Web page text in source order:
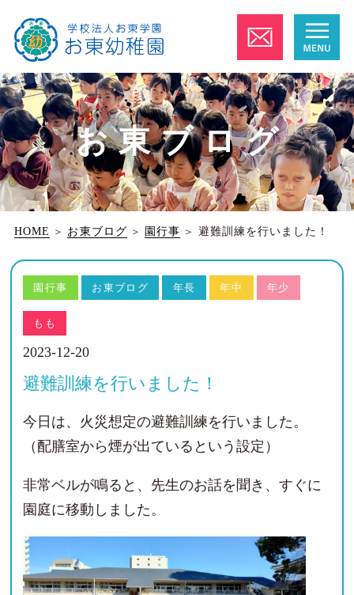
お東ブログ
HOME ＞ お東ブログ ＞ 園行事 ＞ 避難訓練を行いました！
園行事 お東ブログ 年長 年中 年少
もも
2023-12-20
避難訓練を行いました！
今日は、火災想定の避難訓練を行いました。
（配膳室から煙が出ているという設定）
非常ベルが鳴ると、先生のお話を聞き、すぐに
園庭に移動しました。